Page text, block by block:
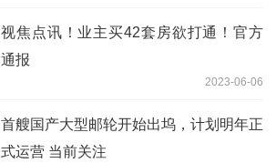
视焦点讯！业主买42套房欲打通！官方
通报
2023-06-06
首艘国产大型邮轮开始出坞，计划明年正
式运营 当前关注